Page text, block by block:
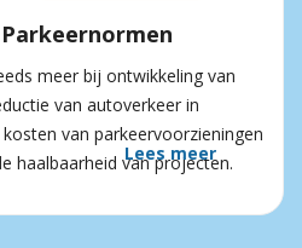
meer bij ontwikkeling van
van autoverkeer in
van parkeer­voorzieningen
haalbaarheid van projecten.
Lees meer